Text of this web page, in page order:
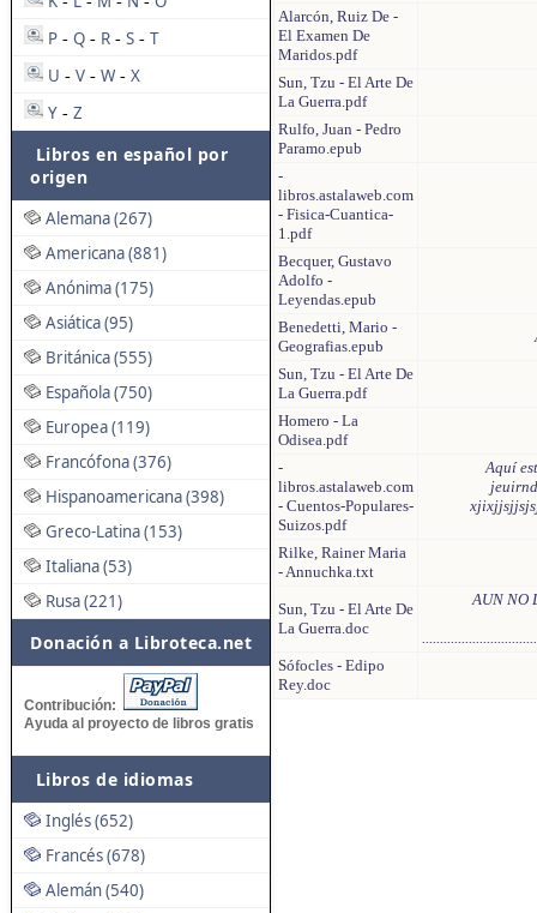
P - Q - R - S - T
U - V - W - X
Y - Z
Libros en español por
origen
Alemana (267)
Americana (881)
Anónima (175)
Asiática (95)
Británica (555)
Española (750)
Europea (119)
Francófona (376)
Hispanoamericana (398)
Greco-Latina (153)
Italiana (53)
Rusa (221)
Donación a Libroteca.net
Contribución:
Ayuda al proyecto de libros gratis
Libros de idiomas
Inglés (652)
Francés (678)
Alemán (540)
Alarcón, Ruiz De -
El Examen De
Maridos.pdf
Sun, Tzu - El Arte De
La Guerra.pdf
Rulfo, Juan - Pedro
Paramo.epub
-
libros.astalaweb.com
- Fisica-Cuantica-
1.pdf
Becquer, Gustavo
Adolfo -
Leyendas.epub
Benedetti, Mario -
Geografias.epub
Sun, Tzu - El Arte De
La Guerra.pdf
Homero - La
Odisea.pdf
-
libros.astalaweb.com
- Cuentos-Populares-
Suizos.pdf
Aquí
Rilke, Rainer Maria
- Annuchka.txt
Sun, Tzu - El Arte De
La Guerra.doc
AUN NO
Sófocles - Edipo
Rey.doc